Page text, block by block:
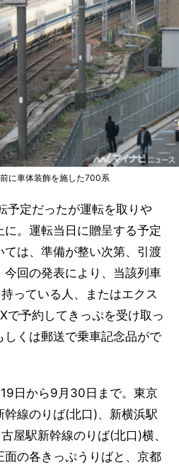
に車体装飾を施した700系
予定だったが運転を取りや
。運転当日に贈呈する予定
は、準備が整い次第、引渡
今回の発表により、当該列車
っている人、またはエクス
で予約してきっぷを受け取っ
くは郵送で乗車記念品がで
日から9月30日まで。東京
線のりば(北口)、新横浜駅
屋駅新幹線のりば(北口)横、
の各きっぷうりばと、京都